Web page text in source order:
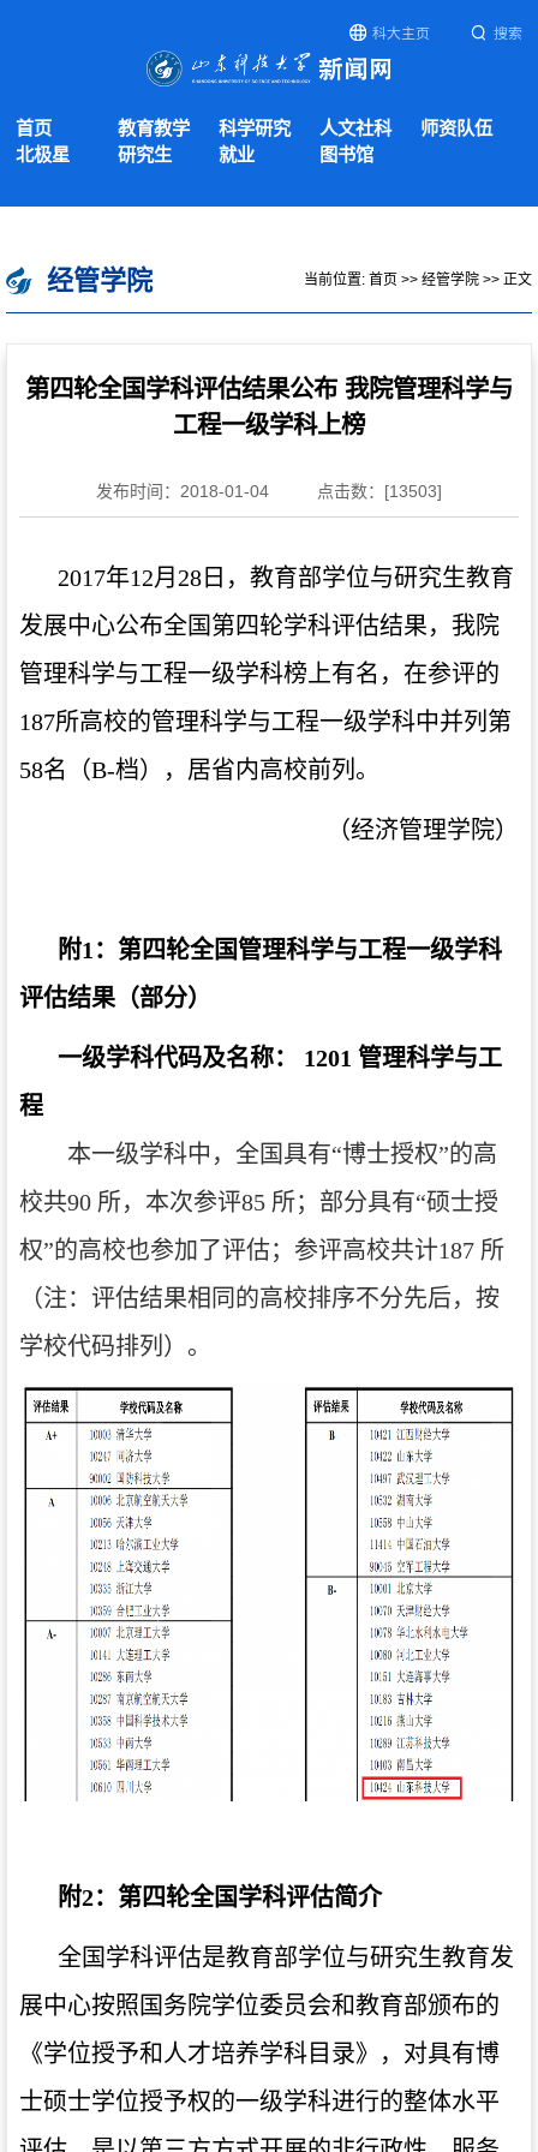
科大主页 搜索
首页 教育教学 科学研究 人文社科
师资队伍
北极星
研究生 就业 图书馆
经管学院 当前位置: 首页 >> 经管学院 >> 正文
第四轮全国学科评估结果公布 我院管理科学与
工程一级学科上榜
发布时间：2018-01-04 点击数：[13503]
2017年12月 28 日，教育部学位与研究生教育
发展中心公布全国第四轮学科评估结果，我院
管理科学与工程一级学科榜上有名，在参评的
187所高校的管理科学与工程一级学科中并列第
58名（B-档），居省内高校前列。
（经济管理学院）
附1 ：第四轮全国管理科学与工程一级学科
评估结果（部分）
一级学科代码及名称： 1201管理科学与工
程
本一级学科中，全国具有“博士授权”的高
校共90 所，本次参评85 所；部分具有“硕士授
权”的高校也参加了评估；参评高校共计187 所
（注：评估结果相同的高校排序不分先后，按
学校代码排列）。
附2：第四轮全国学科评估简介
全国学科评估是教育部学位与研究生教育发
展中心按照国务院学位委员会和教育部颁布的
《学位授予和人才培养学科目录》，对具有博
士硕士学位授予权的一级学科进行的整体水平